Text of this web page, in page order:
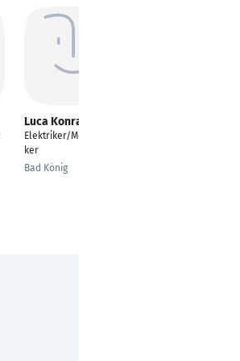
Luca Konrad
Elektriker/Mechatroni
ker
Bad König